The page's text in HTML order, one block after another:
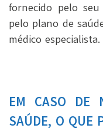
fornecido pelo
pelo plano de
médico especialista.
EM CASO DE
SAÚDE, O QUE